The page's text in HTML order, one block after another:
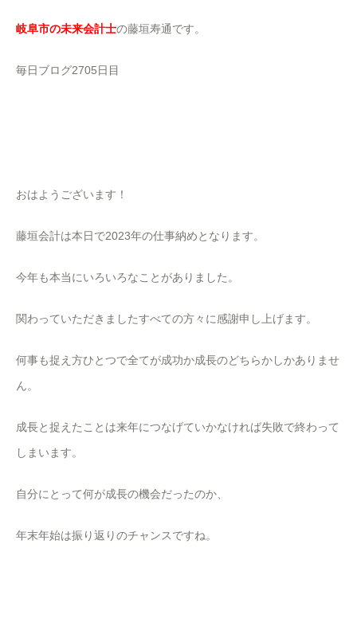
岐阜市の未来会計士の藤垣寿通です。
毎日ブログ2705日目
おはようございます！
藤垣会計は本日で2023年の仕事納めとなります。
今年も本当にいろいろなことがありました。
関わっていただきましたすべての方々に感謝申し上げます。
何事も捉え方ひとつで全てが成功か成長のどちらかしかありませ
ん。
成長と捉えたことは来年につなげていかなければ失敗で終わって
しまいます。
自分にとって何が成長の機会だったのか、
年末年始は振り返りのチャンスですね。